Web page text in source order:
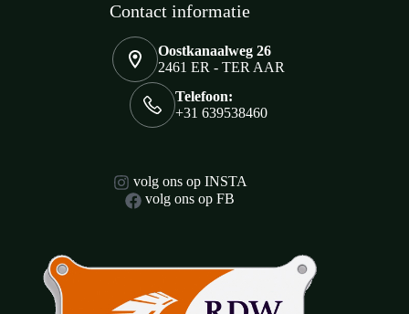
Contact informatie
Oostkanaalweg 26
2461 ER - TER AAR
Telefoon:
+31 639538460
volg ons op INSTA
volg ons op FB